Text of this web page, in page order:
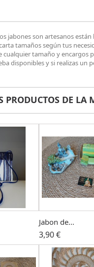
jabones son artesanos
tamaños según tus
cualquier tamaño y encargos
disponibles y si realizas un
PRODUCTOS DE LA
Jabon de...
3,90 €